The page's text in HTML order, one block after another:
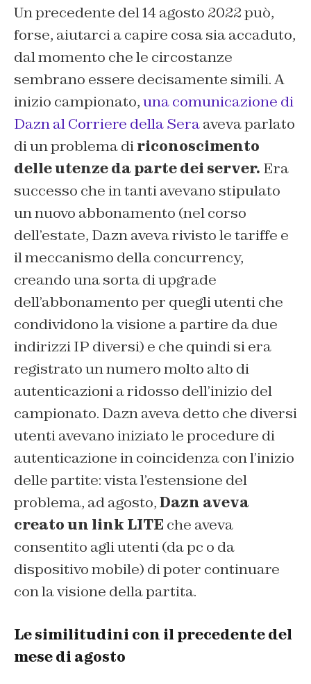
Un precedente del 14 agosto 2022 può,
forse, aiutarci a capire cosa sia accaduto,
dal momento che le circostanze
sembrano essere decisamente simili. A
inizio campionato,una comunicazione di
Dazn alCorriere della Seraaveva parlato
di un problema diriconoscimento
delle utenze da parte dei server. Era
successo che in tanti avevano stipulato
un nuovo abbonamento (nel corso
dell’estate, Dazn aveva rivisto le tariffe e
il meccanismo della concurrency,
creando una sorta di upgrade
dell’abbonamento per quegli utenti che
condividono la visione a partire da due
indirizzi IP diversi) e che quindi si era
registrato un numero molto alto di
autenticazioni a ridosso dell’inizio del
campionato. Dazn aveva detto che diversi
utenti avevano iniziato le procedure di
autenticazione in coincidenza con l’inizio
delle partite: vista l’estensione del
problema, ad agosto,Dazn aveva
creato un link LITE che aveva
consentito agli utenti (da pc o da
dispositivo mobile) di poter continuare
con la visione della partita.
Le similitudini con il precedente del
mese di agosto